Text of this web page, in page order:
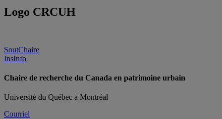
Logo CRCUH
SoutChaire
InsInfo
Chaire de recherche du Canada en patrimoine urbain
Université du Québec à Montréal
Courriel